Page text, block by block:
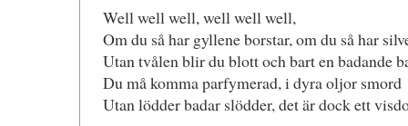
Well well well, well well well,
Om du så har gyllene borstar, om du så har
Utan tvålen blir du blott och bart en badande
Du må komma parfymerad, i dyra oljor smord
Utan lödder badar slödder, det är dock ett